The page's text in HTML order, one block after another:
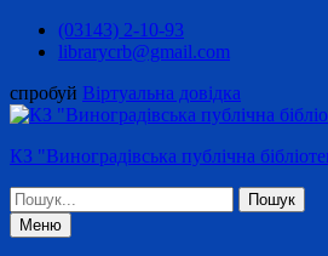
Перейти(03143) 2-10-93
librarycrb@gmail.com
спробуй Віртуальна довідка
КЗ "Виноградівська публічна
Шукати:
Меню